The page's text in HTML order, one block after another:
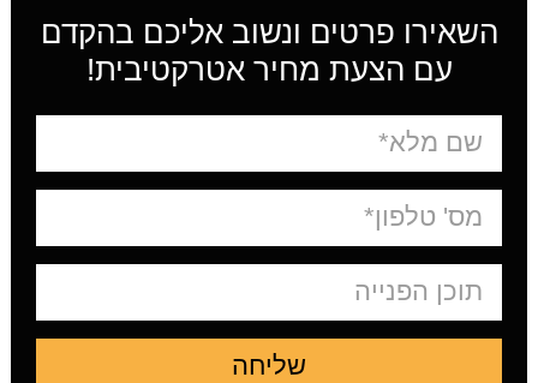
השאירו פרטים ונשוב אליכם בהקדם
עם הצעת מחיר אטרקטיבית!
שליחה